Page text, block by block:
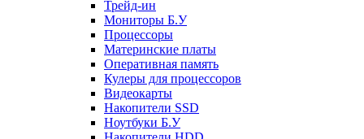
Трейд-ин
Мониторы Б.У
Процессоры
Материнские платы
Оперативная память
Кулеры для процессоров
Видеокарты
Накопители SSD
Ноутбуки Б.У